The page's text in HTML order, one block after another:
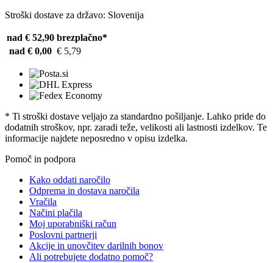
Stroški dostave za državo: Slovenija
nad € 52,90 brezplačno*
nad € 0,00 € 5,79
* Ti stroški dostave veljajo za standardno pošiljanje. Lahko pride do
dodatnih stroškov, npr. zaradi teže, velikosti ali lastnosti izdelkov. Te
informacije najdete neposredno v opisu izdelka.
Pomoč in podpora
Kako oddati naročilo
Odprema in dostava naročila
Vračila
Načini plačila
Moj uporabniški račun
Poslovni partnerji
Akcije in unovčitev darilnih bonov
Ali potrebujete dodatno pomoč?